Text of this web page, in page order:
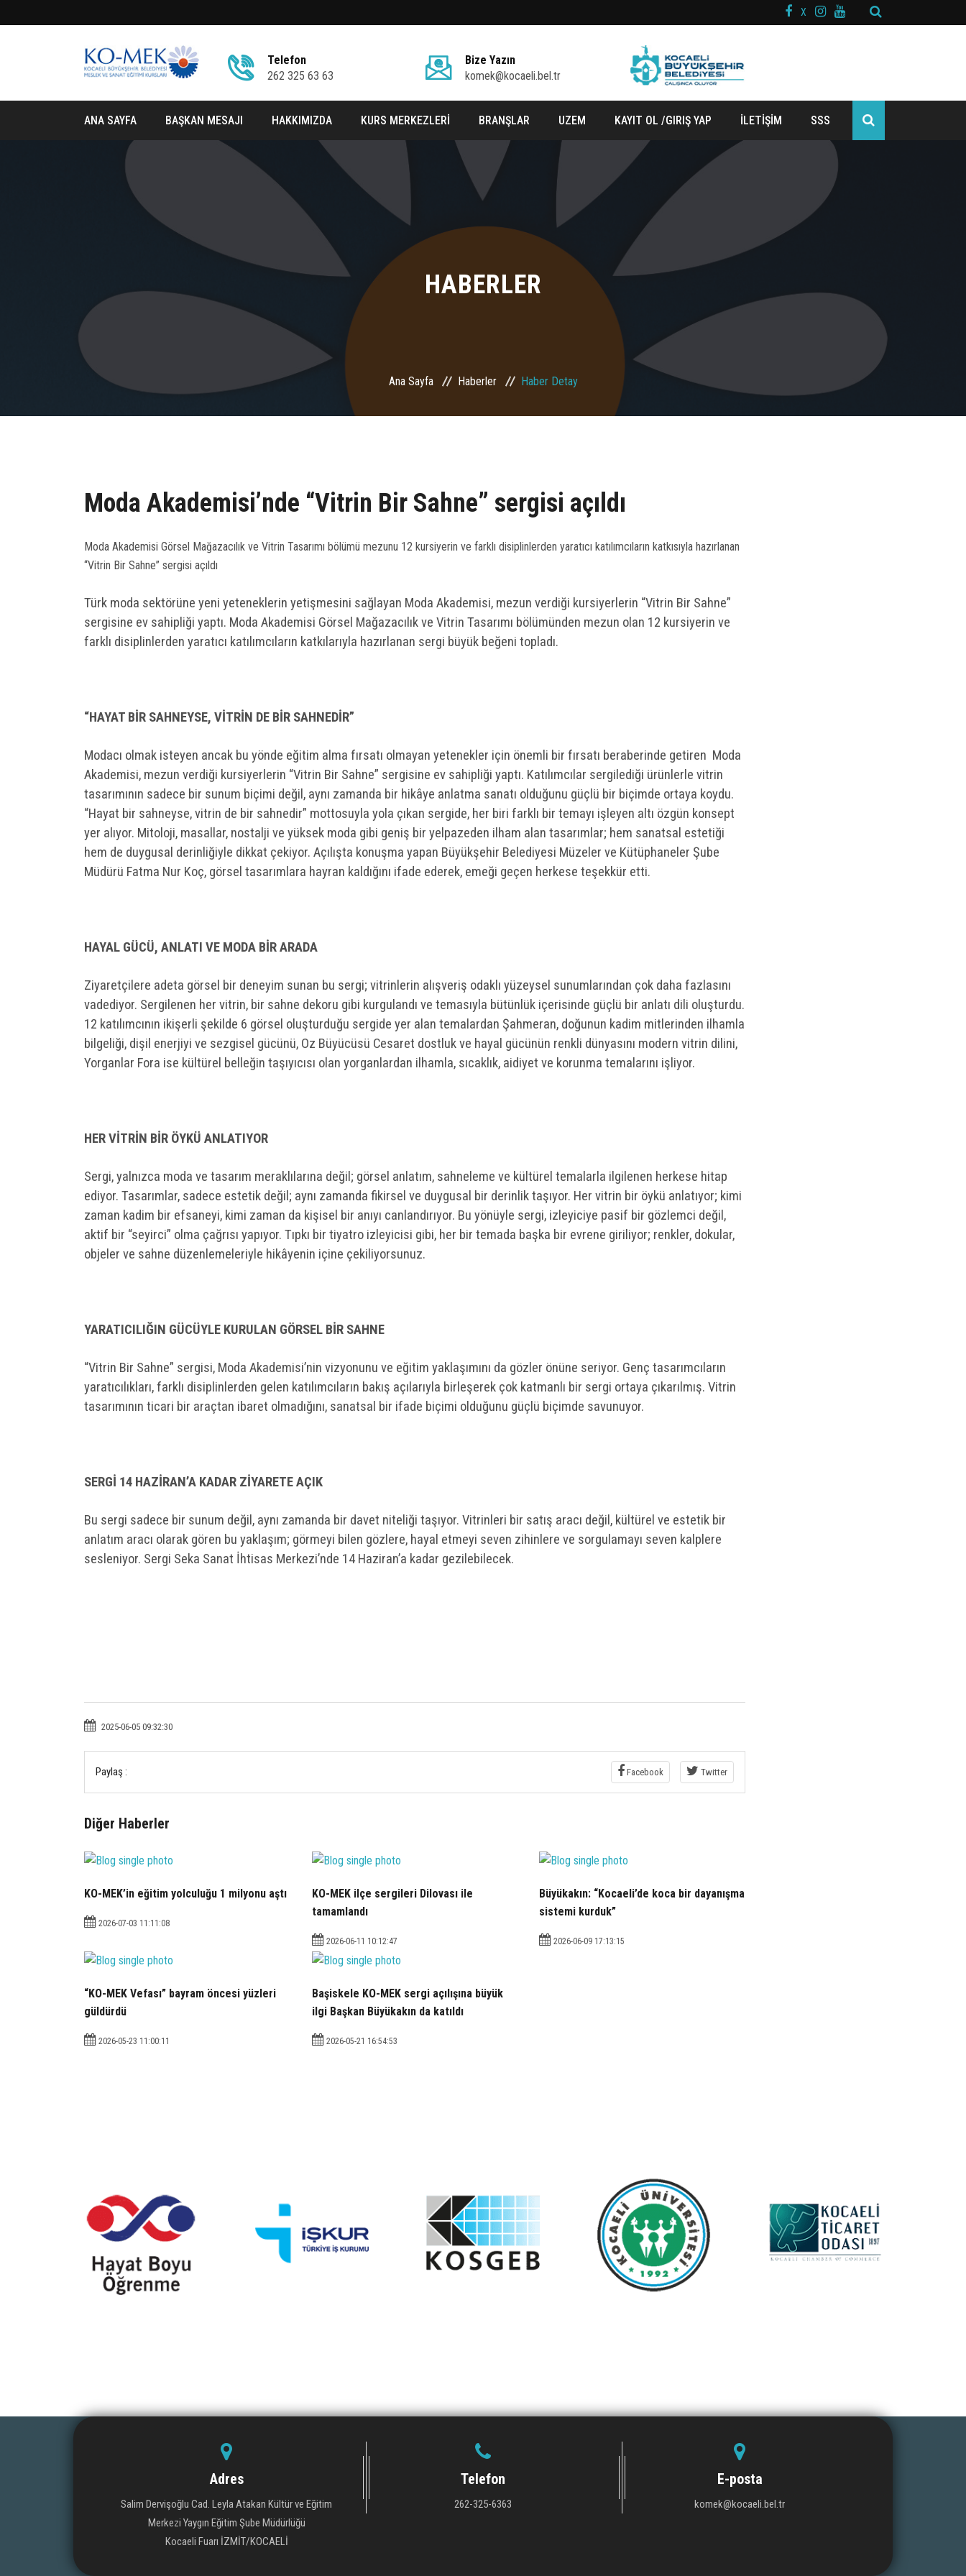
X
Telefon
262 325 63 63
Bize Yazın
komek@kocaeli.bel.tr
ANA SAYFA BAŞKAN MESAJI HAKKIMIZDA KURS MERKEZLERİ BRANŞLAR UZEM KAYIT OL /GIRIŞ YAP İLETİŞİM SSS
HABERLER
Ana Sayfa Haberler Haber Detay
Moda Akademisi’nde “Vitrin Bir Sahne” sergisi açıldı
Moda Akademisi Görsel Mağazacılık ve Vitrin Tasarımı bölümü mezunu 12 kursiyerin ve farklı disiplinlerden yaratıcı katılımcıların katkısıyla hazırlanan
“Vitrin Bir Sahne” sergisi açıldı
Türk moda sektörüne yeni yeteneklerin yetişmesini sağlayan Moda Akademisi, mezun verdiği kursiyerlerin “Vitrin Bir Sahne”
sergisine ev sahipliği yaptı. Moda Akademisi Görsel Mağazacılık ve Vitrin Tasarımı bölümünden mezun olan 12 kursiyerin ve
farklı disiplinlerden yaratıcı katılımcıların katkılarıyla hazırlanan sergi büyük beğeni topladı.
“HAYAT BİR SAHNEYSE, VİTRİN DE BİR SAHNEDİR”
Modacı olmak isteyen ancak bu yönde eğitim alma fırsatı olmayan yetenekler için önemli bir fırsatı beraberinde getiren Moda
Akademisi, mezun verdiği kursiyerlerin “Vitrin Bir Sahne” sergisine ev sahipliği yaptı. Katılımcılar sergilediği ürünlerle vitrin
tasarımının sadece bir sunum biçimi değil, aynı zamanda bir hikâye anlatma sanatı olduğunu güçlü bir biçimde ortaya koydu.
“Hayat bir sahneyse, vitrin de bir sahnedir” mottosuyla yola çıkan sergide, her biri farklı bir temayı işleyen altı özgün konsept
yer alıyor. Mitoloji, masallar, nostalji ve yüksek moda gibi geniş bir yelpazeden ilham alan tasarımlar; hem sanatsal estetiği
hem de duygusal derinliğiyle dikkat çekiyor. Açılışta konuşma yapan Büyükşehir Belediyesi Müzeler ve Kütüphaneler Şube
Müdürü Fatma Nur Koç, görsel tasarımlara hayran kaldığını ifade ederek, emeği geçen herkese teşekkür etti.
HAYAL GÜCÜ, ANLATI VE MODA BİR ARADA
Ziyaretçilere adeta görsel bir deneyim sunan bu sergi; vitrinlerin alışveriş odaklı yüzeysel sunumlarından çok daha fazlasını
vadediyor. Sergilenen her vitrin, bir sahne dekoru gibi kurgulandı ve temasıyla bütünlük içerisinde güçlü bir anlatı dili oluşturdu.
12 katılımcının ikişerli şekilde 6 görsel oluşturduğu sergide yer alan temalardan Şahmeran, doğunun kadim mitlerinden ilhamla
bilgeliği, dişil enerjiyi ve sezgisel gücünü, Oz Büyücüsü Cesaret dostluk ve hayal gücünün renkli dünyasını modern vitrin dilini,
Yorganlar Fora ise kültürel belleğin taşıyıcısı olan yorganlardan ilhamla, sıcaklık, aidiyet ve korunma temalarını işliyor.
HER VİTRİN BİR ÖYKÜ ANLATIYOR
Sergi, yalnızca moda ve tasarım meraklılarına değil; görsel anlatım, sahneleme ve kültürel temalarla ilgilenen herkese hitap
ediyor. Tasarımlar, sadece estetik değil; aynı zamanda fikirsel ve duygusal bir derinlik taşıyor. Her vitrin bir öykü anlatıyor; kimi
zaman kadim bir efsaneyi, kimi zaman da kişisel bir anıyı canlandırıyor. Bu yönüyle sergi, izleyiciye pasif bir gözlemci değil,
aktif bir “seyirci” olma çağrısı yapıyor. Tıpkı bir tiyatro izleyicisi gibi, her bir temada başka bir evrene giriliyor; renkler, dokular,
objeler ve sahne düzenlemeleriyle hikâyenin içine çekiliyorsunuz.
YARATICILIĞIN GÜCÜYLE KURULAN GÖRSEL BİR SAHNE
“Vitrin Bir Sahne” sergisi, Moda Akademisi’nin vizyonunu ve eğitim yaklaşımını da gözler önüne seriyor. Genç tasarımcıların
yaratıcılıkları, farklı disiplinlerden gelen katılımcıların bakış açılarıyla birleşerek çok katmanlı bir sergi ortaya çıkarılmış. Vitrin
tasarımının ticari bir araçtan ibaret olmadığını, sanatsal bir ifade biçimi olduğunu güçlü biçimde savunuyor.
SERGİ 14 HAZİRAN’A KADAR ZİYARETE AÇIK
Bu sergi sadece bir sunum değil, aynı zamanda bir davet niteliği taşıyor. Vitrinleri bir satış aracı değil, kültürel ve estetik bir
anlatım aracı olarak gören bu yaklaşım; görmeyi bilen gözlere, hayal etmeyi seven zihinlere ve sorgulamayı seven kalplere
sesleniyor. Sergi Seka Sanat İhtisas Merkezi’nde 14 Haziran’a kadar gezilebilecek.
2025-06-05 09:32:30
Paylaş : Facebook Twitter
Diğer Haberler
KO-MEK’in eğitim yolculuğu 1 milyonu aştı
2026-07-03 11:11:08
KO-MEK ilçe sergileri Dilovası ile
tamamlandı
2026-06-11 10:12:47
Büyükakın: “Kocaeli’de koca bir dayanışma
sistemi kurduk”
2026-06-09 17:13:15
“KO-MEK Vefası” bayram öncesi yüzleri
güldürdü
2026-05-23 11:00:11
Başiskele KO-MEK sergi açılışına büyük
ilgi Başkan Büyükakın da katıldı
2026-05-21 16:54:53
Adres
Salim Dervişoğlu Cad. Leyla Atakan Kültür ve Eğitim
Merkezi Yaygın Eğitim Şube Müdürlüğü
Kocaeli Fuarı İZMİT/KOCAELİ
Telefon
262-325-6363
E-posta
komek@kocaeli.bel.tr